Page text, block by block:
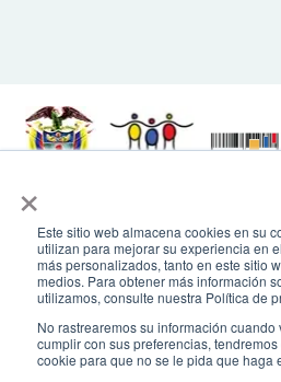
×
Este sitio web almacena cookies en su
utilizan para mejorar su experiencia en
más personalizados, tanto en este sitio
medios. Para obtener más información
utilizamos, consulte nuestra Política de
No rastrearemos su información
cumplir con sus preferencias,
cookie para que no se le pida que haga
Todos los derechos reservados.
pantalla de 1024 x 768. Para mayor
Edge, Google Chrome o